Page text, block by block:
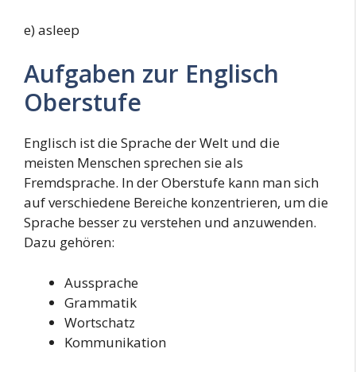
e) asleep
Aufgaben zur Englisch
Oberstufe
Englisch ist die Sprache der Welt und die
meisten Menschen sprechen sie als
Fremdsprache. In der Oberstufe kann man sich
auf verschiedene Bereiche konzentrieren, um die
Sprache besser zu verstehen und anzuwenden.
Dazu gehören:
Aussprache
Grammatik
Wortschatz
Kommunikation